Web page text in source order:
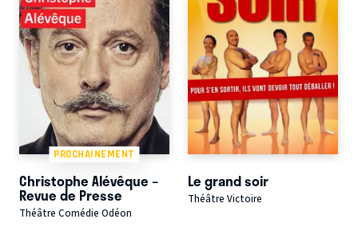
PROCHAINEMENT
Christophe Alévêque –
Revue de Presse
Théâtre Comédie Odéon
Le grand soir
Théâtre Victoire